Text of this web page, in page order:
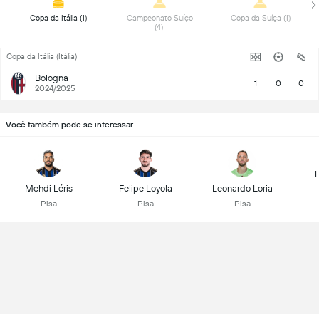
Campeonato Suíço
(4)
Copa da Suíça (1)
Copa da Itália (Itália)
Bologna
2024/2025 1 0 0
Você também pode se interessar
Mehdi Léris
Pisa
Felipe Loyola
Pisa
Leonardo Loria
Pisa